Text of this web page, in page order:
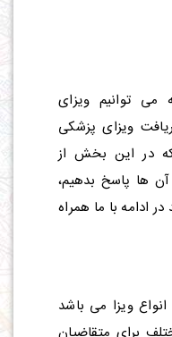
توانیم ویزای
ویزای پزشکی
در این بخش از
ها پاسخ بدهیم،
ادامه با ما همراه
ویزا می باشد